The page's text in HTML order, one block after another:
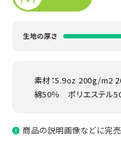
素材：5.9oz 200g/m2
綿50％ ポリエステル
商品の説明画像などに完売